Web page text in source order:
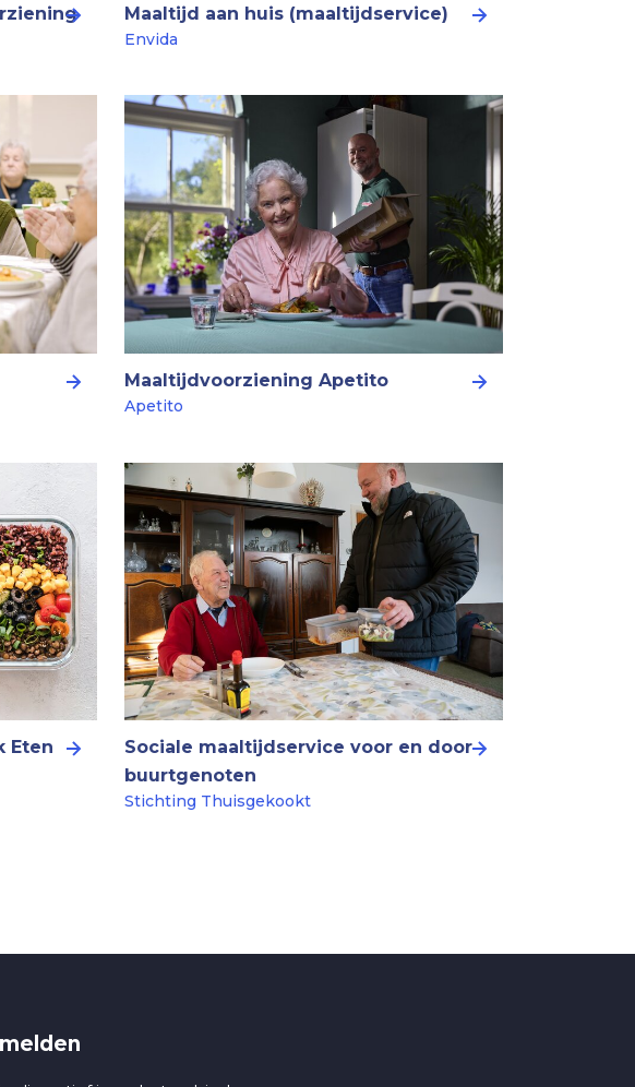
Maaltijd aan huis (maaltijdservice)
Envida
Maaltijdvoorziening Apetito
Apetito
Eten
Sociale maaltijdservice voor en door
buurtgenoten
Stichting Thuisgekookt